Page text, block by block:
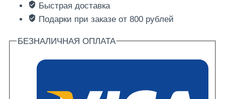
Быстрая доставка
Подарки при заказе от 800 рублей
БЕЗНАЛИЧНАЯ ОПЛАТА